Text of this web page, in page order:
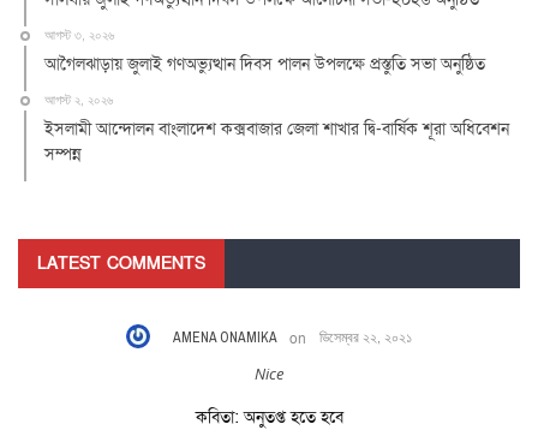
আগস্ট ৩, ২০২৬
আগৈলঝাড়ায় জুলাই গণঅভ্যুত্থান দিবস পালন উপলক্ষে প্রস্তুতি সভা অনুষ্ঠিত
আগস্ট ২, ২০২৬
ইসলামী আন্দোলন বাংলাদেশ কক্সবাজার জেলা শাখার দ্বি-বার্ষিক শূরা অধিবেশন
সম্পন্ন
LATEST COMMENTS
AMENA ONAMIKA on ডিসেম্বর ২২, ২০২১
Nice
কবিতা: অনুতপ্ত হতে হবে